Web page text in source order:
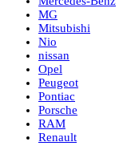
MG
Mitsubishi
Nio
nissan
Opel
Peugeot
Pontiac
Porsche
RAM
Renault